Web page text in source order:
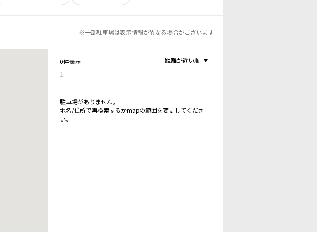
※一部駐車場は表示情報が異なる場合がございます
0件表示
1
距離が近い順
駐車場がありません。
地名/住所で再検索するかmapの範囲を変更してくださ
い。